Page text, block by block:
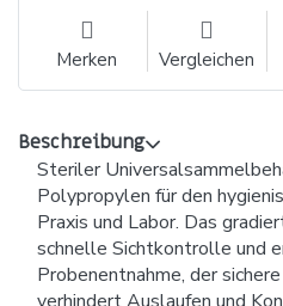
Merken Vergleichen
Beschreibung
Steriler
Polypropylen für den
Praxis und Labor. Das
schnelle Sichtkontrolle und
Probenentnahme, der